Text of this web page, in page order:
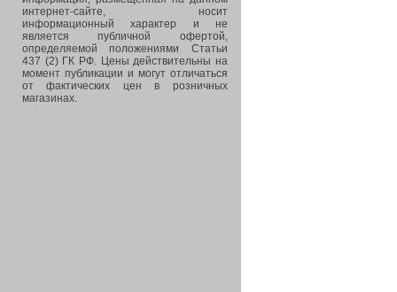
интернет-сайте, носит
информационный характер и не
является публичной офертой,
определяемой положениями Статьи
437 (2) ГК РФ. Цены действительны на
момент публикации и могут отличаться
от фактических цен в розничных
магазинах.